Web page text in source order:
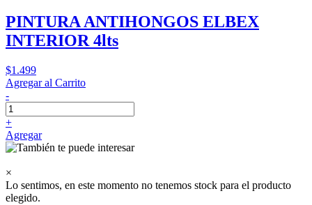
PINTURA ANTIHONGOS ELBEX
INTERIOR 4lts
$1.499
Agregar al Carrito
-
+
Agregar
×
Lo sentimos, en este momento no tenemos stock para el producto
elegido.